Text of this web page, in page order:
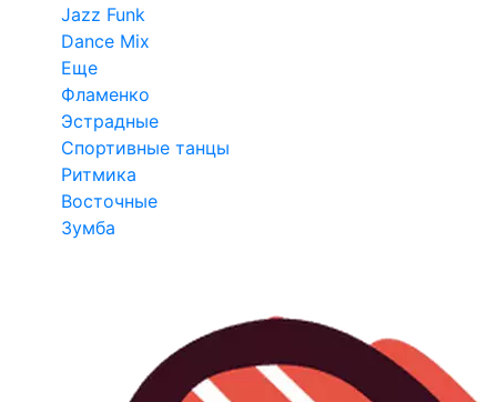
Jazz Funk
Dance Mix
Еще
Фламенко
Эстрадные
Спортивные танцы
Ритмика
Восточные
Зумба